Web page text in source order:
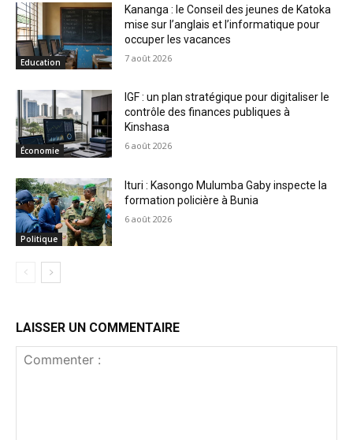
Education
Kananga : le Conseil des jeunes de Katoka
mise sur l’anglais et l’informatique pour
occuper les vacances
7 août 2026
Économie
IGF : un plan stratégique pour digitaliser le
contrôle des finances publiques à
Kinshasa
6 août 2026
Politique
Ituri : Kasongo Mulumba Gaby inspecte la
formation policière à Bunia
6 août 2026
LAISSER UN COMMENTAIRE